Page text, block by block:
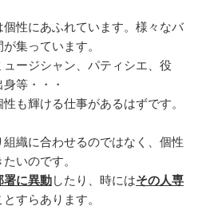
性にあふれています。様々なバ
集っています。
ージシャン、パティシエ、役
等・・・
も輝ける仕事があるはずです。
織に合わせるのではなく、個性
いのです。
署に異動したり、時にはその人専
とすらあります。